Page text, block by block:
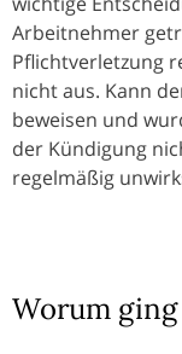
Arbeitnehmer
Pflichtverletzung
nicht aus. Kann
beweisen und
der Kündigung
regelmäßig
Worum ging